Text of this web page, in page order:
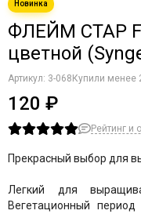
ФЛЕЙМ СТАР
цветной
Артикул: 3-068 Купили менее
120 ₽
Рейтинг и
Прекрасный выбор для
Легкий для
Вегетационный